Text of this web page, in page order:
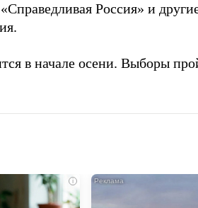
Россия» и
в начале осени. Выборы
i